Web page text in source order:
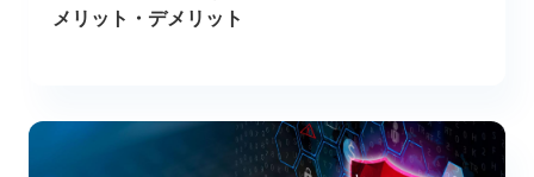
メリット・デメリット